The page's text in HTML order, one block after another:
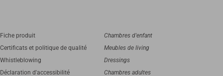
Fiche produit
Certificats et politique de qualité
Whistleblowing
Déclaration d'accessibilité
Chambres d'enfant
Meubles de living
Dressings
Chambres adultes